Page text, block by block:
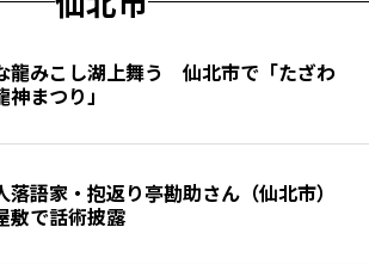
龍みこし湖上舞う 仙北市で「たざわ
神まつり」
落語家・抱返り亭勘助さん（仙北市）
敷で話術披露